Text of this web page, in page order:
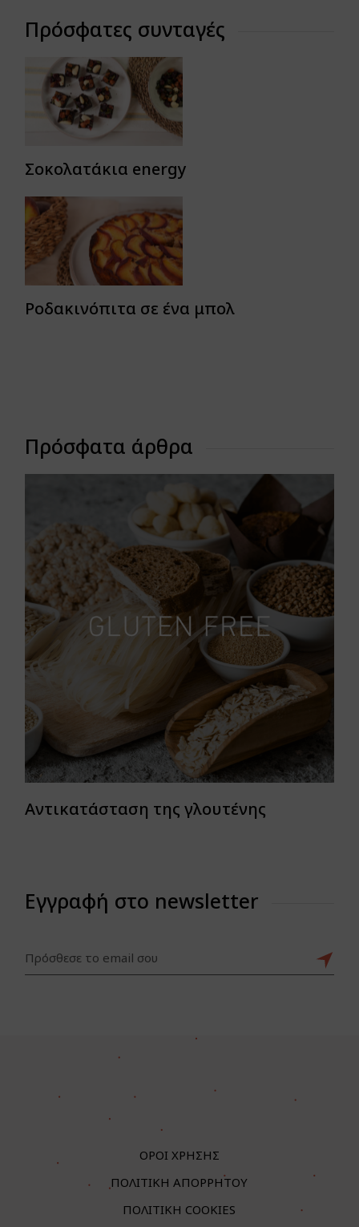
Πρόσφατες συνταγές
Σοκολατάκια energy
Ροδακινόπιτα σε ένα μπολ
Πρόσφατα άρθρα
Αντικατάσταση της γλουτένης
Εγγραφή στο newsletter
ΟΡΟΙ ΧΡΗΣΗΣ
ΠΟΛΙΤΙΚΗ ΑΠΟΡΡΗΤΟΥ
ΠΟΛΙΤΙΚΗ COOKIES